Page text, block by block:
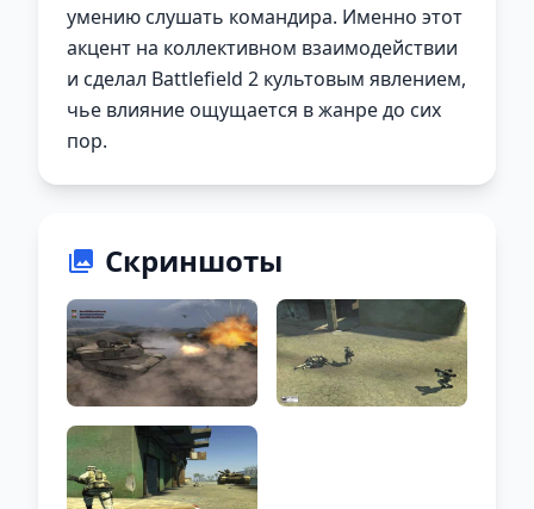
умению слушать командира. Именно этот
акцент на коллективном взаимодействии
и сделал Battlefield 2 культовым явлением,
чье влияние ощущается в жанре до сих
пор.
Скриншоты